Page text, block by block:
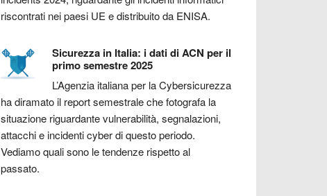
riscontrati nei paesi UE e distribuito da ENISA.
Sicurezza in Italia: i dati di ACN per il
primo semestre 2025
L’Agenzia italiana per la Cybersicurezza
ha diramato il report semestrale che fotografa la
situazione riguardante vulnerabilità, segnalazioni,
attacchi e incidenti cyber di questo periodo.
Vediamo quali sono le tendenze rispetto al
passato.